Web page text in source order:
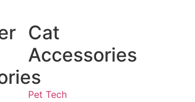
Cat
Accessories
Pet Tech